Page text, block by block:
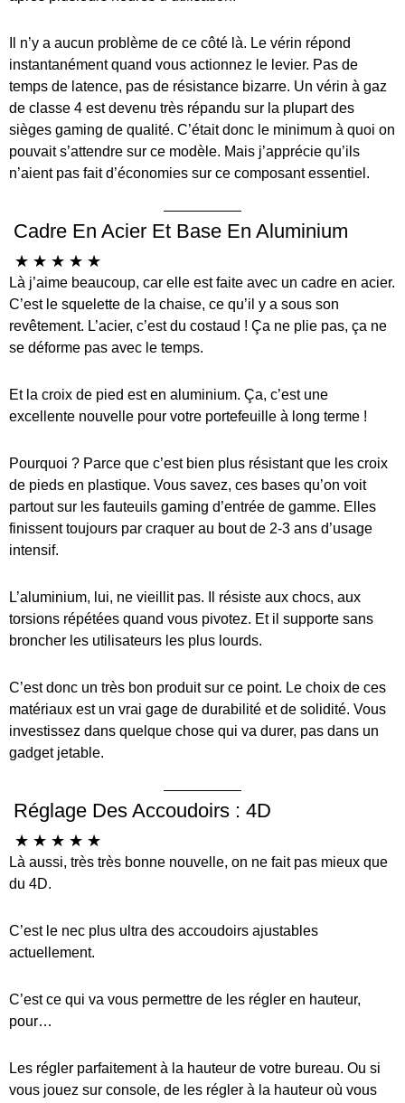
Il n’y a aucun problème de ce côté là. Le vérin répond
instantanément quand vous actionnez le levier. Pas de
temps de latence, pas de résistance bizarre. Un vérin à gaz
de classe 4 est devenu très répandu sur la plupart des
sièges gaming de qualité. C’était donc le minimum à quoi on
pouvait s’attendre sur ce modèle. Mais j’apprécie qu’ils
n’aient pas fait d’économies sur ce composant essentiel.
Cadre En Acier Et Base En Aluminium
☆ ☆ ☆ ☆ ☆
Là j’aime beaucoup, car elle est faite avec un cadre en acier.
C’est le squelette de la chaise, ce qu’il y a sous son
revêtement. L’acier, c’est du costaud ! Ça ne plie pas, ça ne
se déforme pas avec le temps.
Et la croix de pied est en aluminium. Ça, c’est une
excellente nouvelle pour votre portefeuille à long terme !
Pourquoi ? Parce que c’est bien plus résistant que les croix
de pieds en plastique. Vous savez, ces bases qu’on voit
partout sur les fauteuils gaming d’entrée de gamme. Elles
finissent toujours par craquer au bout de 2-3 ans d’usage
intensif.
L’aluminium, lui, ne vieillit pas. Il résiste aux chocs, aux
torsions répétées quand vous pivotez. Et il supporte sans
broncher les utilisateurs les plus lourds.
C’est donc un très bon produit sur ce point. Le choix de ces
matériaux est un vrai gage de durabilité et de solidité. Vous
investissez dans quelque chose qui va durer, pas dans un
gadget jetable.
Réglage Des Accoudoirs : 4D
☆ ☆ ☆ ☆ ☆
Là aussi, très très bonne nouvelle, on ne fait pas mieux que
du 4D.
C’est le nec plus ultra des accoudoirs ajustables
actuellement.
C’est ce qui va vous permettre de les régler en hauteur,
pour…
Les régler parfaitement à la hauteur de votre bureau. Ou si
vous jouez sur console, de les régler à la hauteur où vous